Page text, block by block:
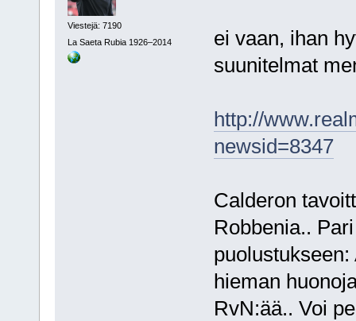
Viestejä: 7190
La Saeta Rubia 1926–2014
ei vaan, ihan
suunitelmat
http://
newsid=8347
Calderon
Robbenia..
hieman
RvN:ää.. Voi